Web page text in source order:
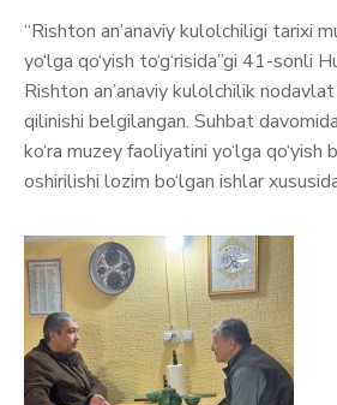
“Rishton an’anaviy kulolchiligi tarixi
yo‘lga qo‘yish to‘g‘risida”gi 41-sonli
Rishton an’anaviy kulolchilik
qilinishi belgilangan. Suhbat
ko‘ra muzey faoliyatini yo‘lga qo‘yish
oshirilishi lozim bo‘lgan ishlar